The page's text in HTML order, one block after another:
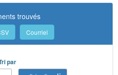
trouvés
Courriel
par